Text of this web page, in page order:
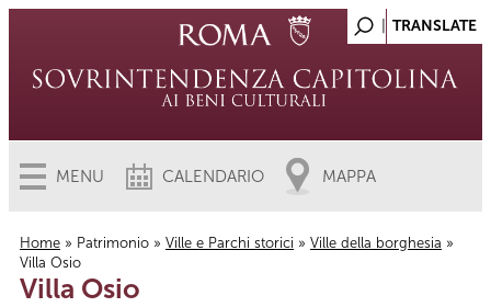
MENU CALENDARIO MAPPA
Tu sei qui
Home » Patrimonio » Ville e Parchi storici » Ville della borghesia »
Villa Osio
Villa Osio